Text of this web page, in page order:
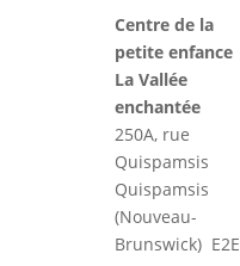
Centre de la
petite enfance
La Vallée
enchantée
250A, rue
Quispamsis
Quispamsis
(Nouveau-
Brunswick) E2E